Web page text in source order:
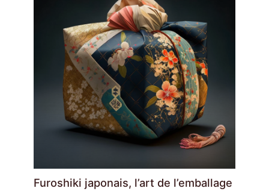
Furoshiki japonais, l’art de l’emballage